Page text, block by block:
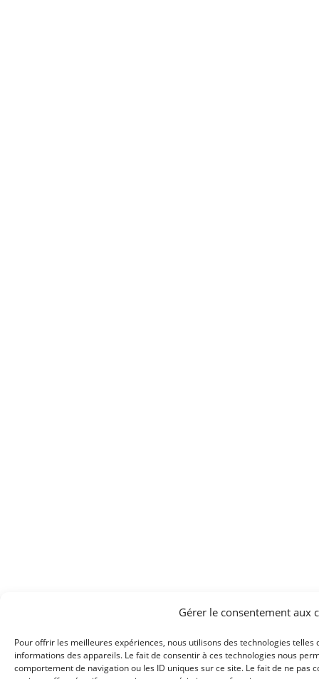
Gérer le consentement aux
Pour offrir les meilleures expériences, nous utilisons des technologies
informations des appareils. Le fait de consentir à ces technologies nous
comportement de navigation ou les ID uniques sur ce site. Le fait de ne pas